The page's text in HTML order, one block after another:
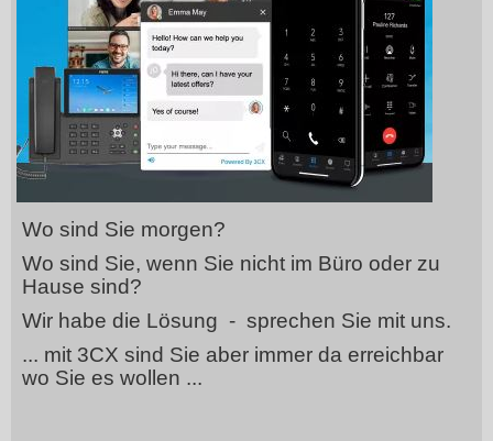
Wo sind Sie morgen?
Wo sind Sie, wenn Sie nicht im Büro oder zu
Hause sind?
Wir habe die Lösung - sprechen Sie mit uns.
... mit 3CX sind Sie aber immer da erreichbar
wo Sie es wollen ...